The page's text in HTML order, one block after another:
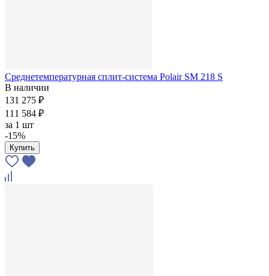
Среднетемпературная сплит-система Polair SM 218 S
В наличии
131 275 ₽
111 584 ₽
за 1 шт
-15%
Купить